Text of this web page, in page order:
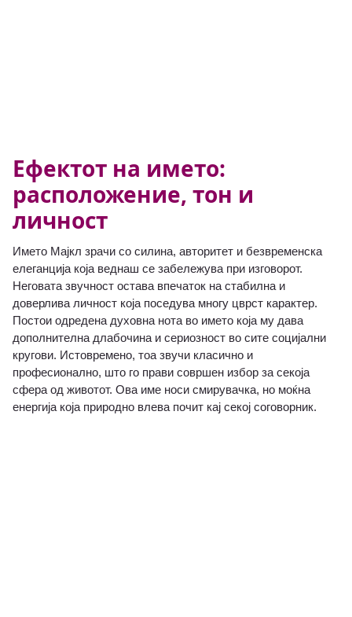
Ефектот на името:
расположение, тон и
личност
Името Мајкл зрачи со силина, авторитет и безвременска
елеганција која веднаш се забележува при изговорот.
Неговата звучност остава впечаток на стабилна и
доверлива личност која поседува многу цврст карактер.
Постои одредена духовна нота во името која му дава
дополнителна длабочина и сериозност во сите социјални
кругови. Истовремено, тоа звучи класично и
професионално, што го прави совршен избор за секоја
сфера од животот. Ова име носи смирувачка, но моќна
енергија која природно влева почит кај секој соговорник.